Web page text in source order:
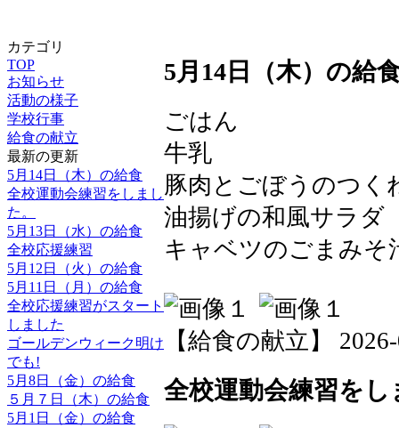
カテゴリ
TOP
お知らせ
活動の様子
学校行事
給食の献立
最新の更新
5月14日（木）の給食
全校運動会練習をしまし
た。
5月13日（水）の給食
全校応援練習
5月12日（火）の給食
5月11日（月）の給食
全校応援練習がスタート
しました
ゴールデンウィーク明け
でも!
5月8日（金）の給食
５月７日（木）の給食
5月1日（金）の給食
5月14日（木）の給
ごはん
牛乳
豚肉とごぼうのつく
油揚げの和風サラ
キャベツのごまみそ
【給食の献立】
全校運動会練習をし